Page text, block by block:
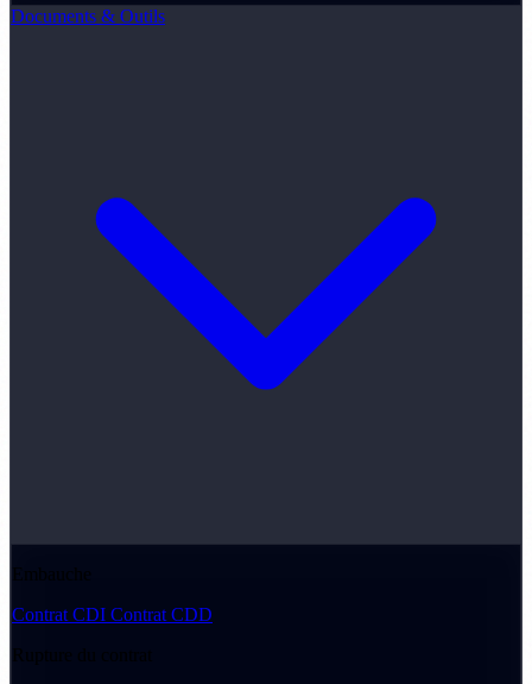
Documents & Outils
Embauche
Contrat CDI Contrat CDD
Rupture du contrat